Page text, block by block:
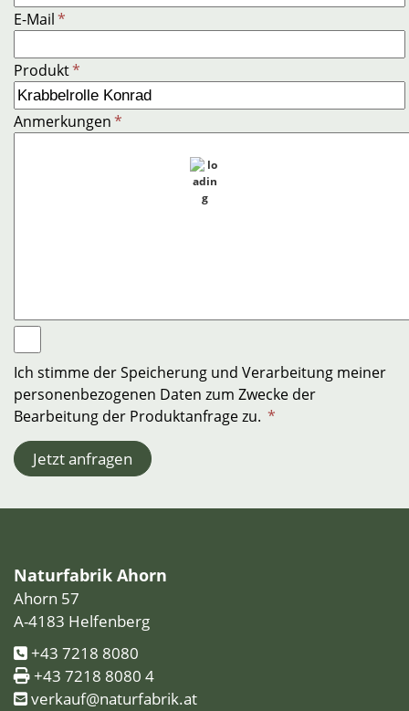
E-Mail*
Produkt*
Anmerkungen*
Ich stimme der Speicherung und Verarbeitung meiner
personenbezogenen Daten zum Zwecke der
Bearbeitung der Produktanfrage zu. *
Jetzt anfragen
Naturfabrik Ahorn
Ahorn 57
A-4183 Helfenberg
+43 7218 8080
+43 7218 8080 4
verkauf@naturfabrik.at